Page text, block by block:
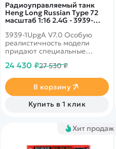
Радиоуправляемый танк
Heng Long Russian Type 72
масштаб 1:16 2.4G - 3939-
3939-1UpgA V7.0 Особую
реалистичность модели
придают специальные
эффекты.&nbsp;MZ - Pro
из цинкового сплава,
металлический гусеницы,
металлическое ведущее
24 430 ₽27 530 ₽
В корзину
Купить в 1 клик
Хит продаж